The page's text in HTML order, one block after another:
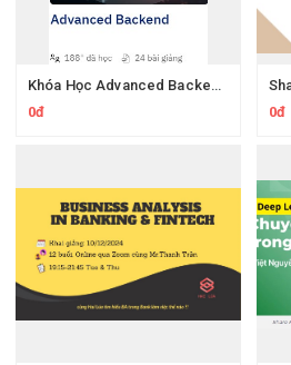
Khóa Học Advanced Backend Của Roninhub.com
0đ
0đ